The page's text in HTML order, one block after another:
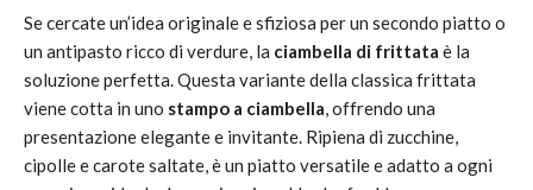
Se cercate un’idea originale e sfiziosa per un secondo piatto o
un antipasto ricco di verdure, la ciambella di frittata è la
soluzione perfetta. Questa variante della classica frittata
viene cotta in uno stampo a ciambella, offrendo una
presentazione elegante e invitante. Ripiena di zucchine,
cipolle e carote saltate, è un piatto versatile e adatto a ogni